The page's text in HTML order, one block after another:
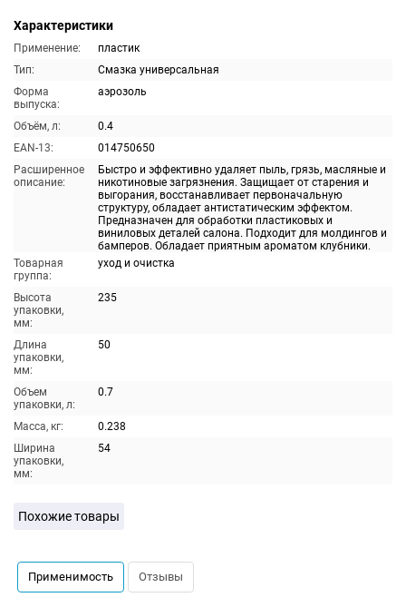
Характеристики
Применение:
пластик
Тип:
Смазка универсальная
Форма
выпуска:
аэрозоль
Объём, л:
0.4
EAN-13:
014750650
Расширенное
описание:
Быстро и эффективно удаляет пыль, грязь, масляные и
никотиновые загрязнения. Защищает от старения и
выгорания, восстанавливает первоначальную
структуру, обладает антистатическим эффектом.
Предназначен для обработки пластиковых и
виниловых деталей салона. Подходит для молдингов и
бамперов. Обладает приятным ароматом клубники.
Товарная
группа:
уход и очистка
Высота
упаковки,
мм:
235
Длина
упаковки,
мм:
50
Объем
упаковки, л:
0.7
Масса, кг:
0.238
Ширина
упаковки,
мм:
54
Похожие товары
Применимость Отзывы